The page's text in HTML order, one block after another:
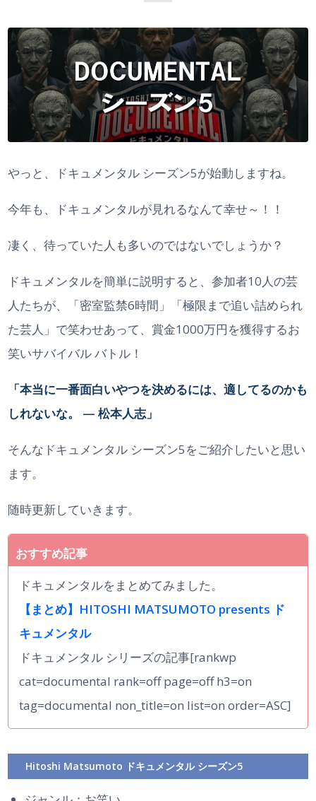
やっと、ドキュメンタル シーズン5が始動しますね。
今年も、ドキュメンタルが見れるなんて幸せ～！！
凄く、待っていた人も多いのではないでしょうか？
ドキュメンタルを簡単に説明すると、参加者10人の芸
人たちが、「密室監禁6時間」「極限まで追い詰められ
た芸人」で笑わせあって、賞金1000万円を獲得するお
笑いサバイバル バトル！
「本当に一番面白いやつを決めるには、適してるのかも
しれないな。 — 松本人志」
そんなドキュメンタル シーズン5をご紹介したいと思い
ます。
随時更新していきます。
ドキュメンタルをまとめてみました。
【まとめ】HITOSHI MATSUMOTO presents ド
キュメンタル
ドキュメンタル シリーズの記事[rankwp
cat=documental rank=off page=off h3=on
tag=documental non_title=on list=on order=ASC]
Hitoshi Matsumoto ドキュメンタル シーズン5